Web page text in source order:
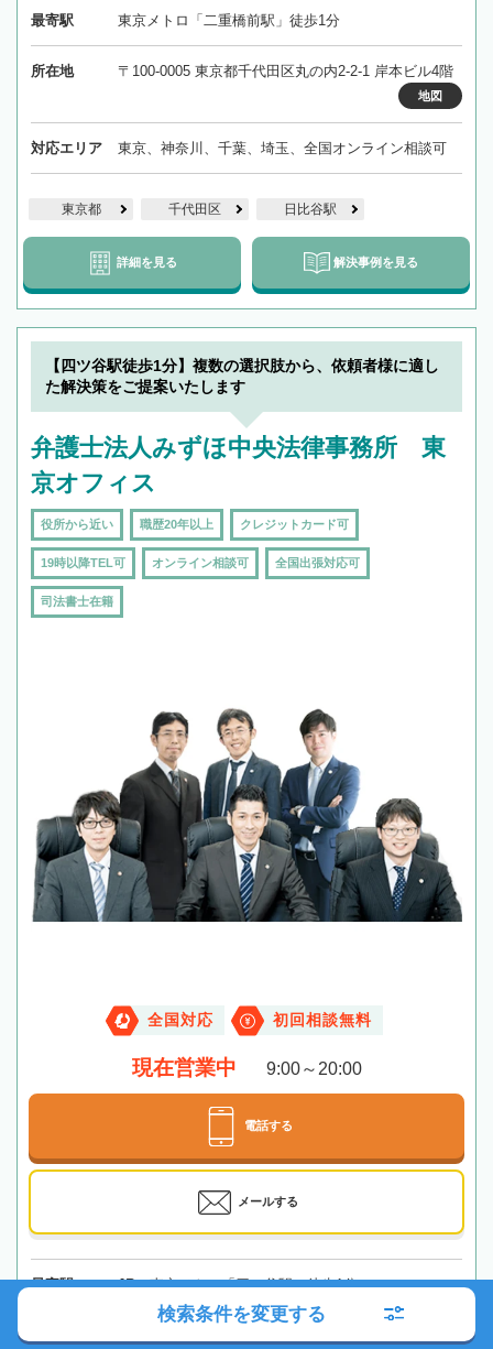
最寄駅 東京メトロ「二重橋前駅」徒歩1分
所在地 〒100-0005 東京都千代田区丸の内2-2-1 岸本ビル4階
地図
対応エリア 東京、神奈川、千葉、埼玉、全国オンライン相談可
東京都 千代田区 日比谷駅
詳細を見る 解決事例を見る
【四ツ谷駅徒歩1分】複数の選択肢から、依頼者様に適し
た解決策をご提案いたします
弁護士法人みずほ中央法律事務所 東
京オフィス
役所から近い 職歴20年以上 クレジットカード可
19時以降TEL可 オンライン相談可 全国出張対応可
司法書士在籍
全国対応 初回相談無料
現在営業中 9:00～20:00
電話する
メールする
最寄駅 JR・東京メトロ「四ツ谷駅」徒歩1分
検索条件を変更する